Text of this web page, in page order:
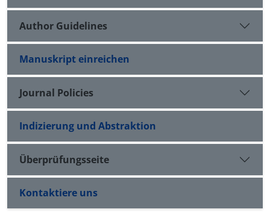
Author Guidelines
Manuskript einreichen
Journal Policies
Indizierung und Abstraktion
Überprüfungsseite
Kontaktiere uns